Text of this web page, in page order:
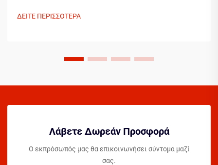
ΔΕΙΤΕ ΠΕΡΙΣΣΟΤΕΡΑ
Λάβετε Δωρεάν Προσφορά
Ο εκπρόσωπός μας θα επικοινωνήσει σύντομα μαζί
σας.